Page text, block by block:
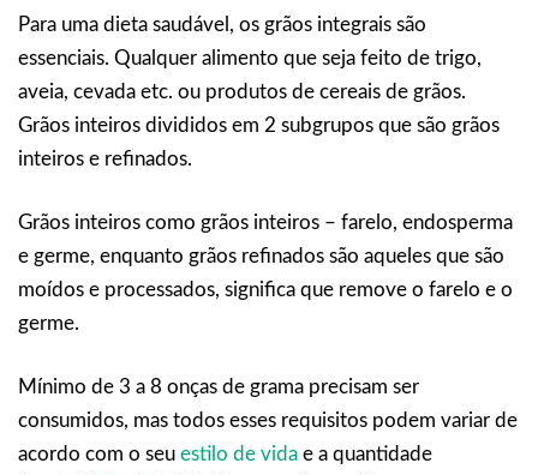
Para uma dieta saudável, os grãos integrais são
essenciais. Qualquer alimento que seja feito de trigo,
aveia, cevada etc. ou produtos de cereais de grãos.
Grãos inteiros divididos em 2 subgrupos que são grãos
inteiros e refinados.
Grãos inteiros como grãos inteiros – farelo, endosperma
e germe, enquanto grãos refinados são aqueles que são
moídos e processados, significa que remove o farelo e o
germe.
Mínimo de 3 a 8 onças de grama precisam ser
consumidos, mas todos esses requisitos podem variar de
acordo com o seu estilo de vida e a quantidade